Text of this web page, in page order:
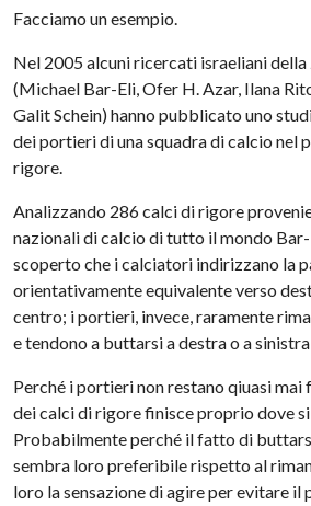
Facciamo un esempio.
Nel 2005 alcuni ricercati israeliani della
(Michael Bar-Eli, Ofer H. Azar, Ilana
Galit Schein) hanno pubblicato uno
dei portieri di una squadra di calcio nel
rigore.
Analizzando 286 calci di rigore
nazionali di calcio di tutto il mondo
scoperto che i calciatori indirizzano la
orientativamente equivalente verso
centro; i portieri, invece, raramente
e tendono a buttarsi a destra o a
Perché i portieri non restano qiuasi mai
dei calci di rigore finisce proprio dove
Probabilmente perché il fatto di
sembra loro preferibile rispetto al
loro la sensazione di agire per evitare il